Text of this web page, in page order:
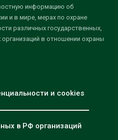
информацию об
и в мире, мерах по охране
различных государственных,
в отношении охраны
и cookies
в РФ организаций